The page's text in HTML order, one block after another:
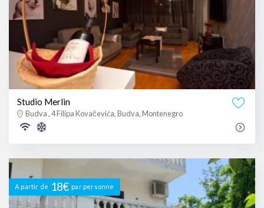
Studio Merlin
Budva , 4 Filipa Kovačevića, Budva, Montenegro
A partir de 18€ par personne